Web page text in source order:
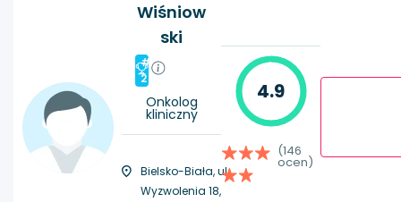
Wiśniow
ski
#
2
Onkolog
kliniczny
Bielsko-Biała, ul.
Wyzwolenia 18,
4.9
(146
ocen)